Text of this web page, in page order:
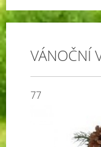
VÁNOČNÍ
77